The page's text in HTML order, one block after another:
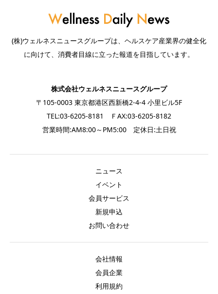
(株)ウェルネスニュースグループは、ヘルスケア産業界の健全化
に向けて、消費者目線に立った報道を目指しています。
株式会社ウェルネスニュースグループ
〒105-0003 東京都港区西新橋2-4-4 小里ビル5F
TEL:03-6205-8181 ＦAX:03-6205-8182
営業時間:AM8:00～PM5:00 定休日:土日祝
ニュース
イベント
会員サービス
新規申込
お問い合わせ
会社情報
会員企業
利用規約